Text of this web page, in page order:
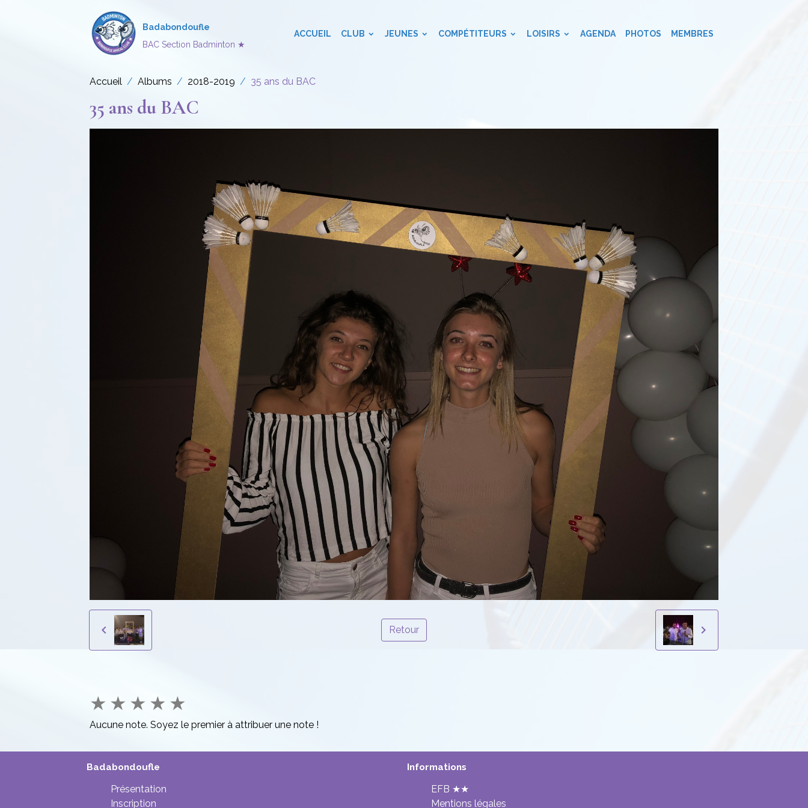
Badabondoufle
BAC Section Badminton ★
ACCUEIL CLUB JEUNES COMPÉTITEURS LOISIRS AGENDA PHOTOS MEMBRES
Accueil Albums 2018-2019 35 ans du BAC
35 ans du BAC
Retour
★ ★ ★ ★ ★
Aucune note. Soyez le premier à attribuer une note !
Badabondoufle
Présentation
Inscription
Informations
EFB ★★
Mentions légales